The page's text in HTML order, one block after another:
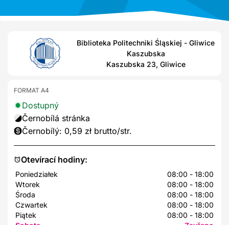
Biblioteka Politechniki Śląskiej - Gliwice
Kaszubska
Kaszubska 23, Gliwice
Otevírací hodiny:
Poniedziałek
08:00 - 18:00
Wtorek
08:00 - 18:00
Środa
08:00 - 18:00
Czwartek
08:00 - 18:00
Piątek
08:00 - 18:00
FORMAT A4
Dostupný
Černobílá stránka
Černobílý: 0,59 zł brutto/str.